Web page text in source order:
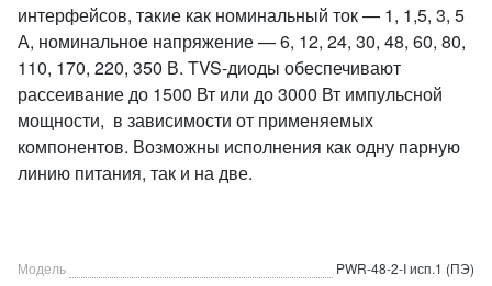
интерфейсов, такие как номинальный ток — 1, 1,5, 3, 5
А, номинальное напряжение — 6, 12, 24, 30, 48, 60, 80,
110, 170, 220, 350 В. TVS-диоды обеспечивают
рассеивание до 1500 Вт или до 3000 Вт импульсной
мощности, в зависимости от применяемых
компонентов. Возможны исполнения как одну парную
линию питания, так и на две.
Модель
PWR-48-2-I исп.1 (ПЭ)